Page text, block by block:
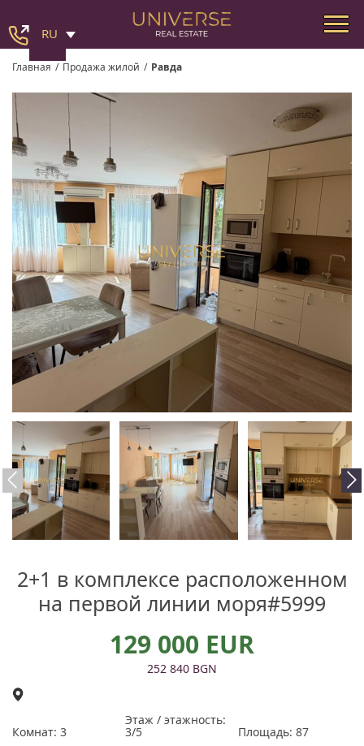
RU
Главная / Продажа жилой / Равда
2+1 в комплексе расположенном
на первой линии моря#5999
129 000 EUR
252 840 BGN
Комнат: 3
Этаж / этажность:
3/5
Площадь: 87